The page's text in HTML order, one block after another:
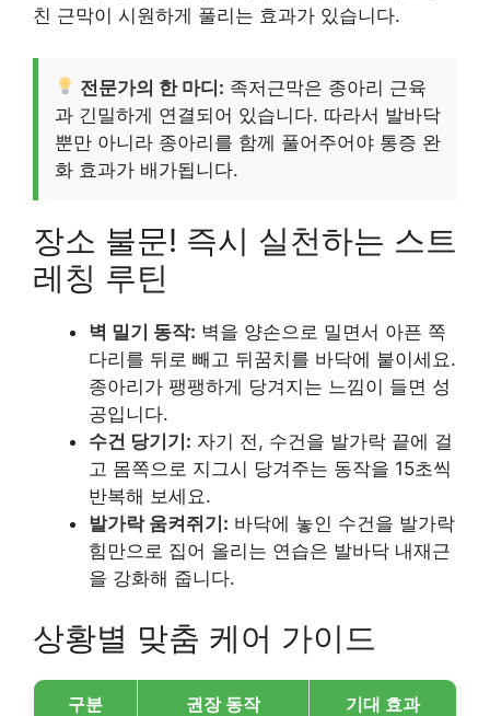
친 근막이 시원하게 풀리는 효과가 있습니다.
전문가의 한 마디: 족저근막은 종아리 근육
과 긴밀하게 연결되어 있습니다. 따라서 발바닥
뿐만 아니라 종아리를 함께 풀어주어야 통증 완
화 효과가 배가됩니다.
장소 불문! 즉시 실천하는 스트
레칭 루틴
벽 밀기 동작: 벽을 양손으로 밀면서 아픈 쪽
다리를 뒤로 빼고 뒤꿈치를 바닥에 붙이세요.
종아리가 팽팽하게 당겨지는 느낌이 들면 성
공입니다.
수건 당기기: 자기 전, 수건을 발가락 끝에 걸
고 몸쪽으로 지그시 당겨주는 동작을 15초씩
반복해 보세요.
발가락 움켜쥐기: 바닥에 놓인 수건을 발가락
힘만으로 집어 올리는 연습은 발바닥 내재근
을 강화해 줍니다.
상황별 맞춤 케어 가이드
구분 권장 동작 기대 효과